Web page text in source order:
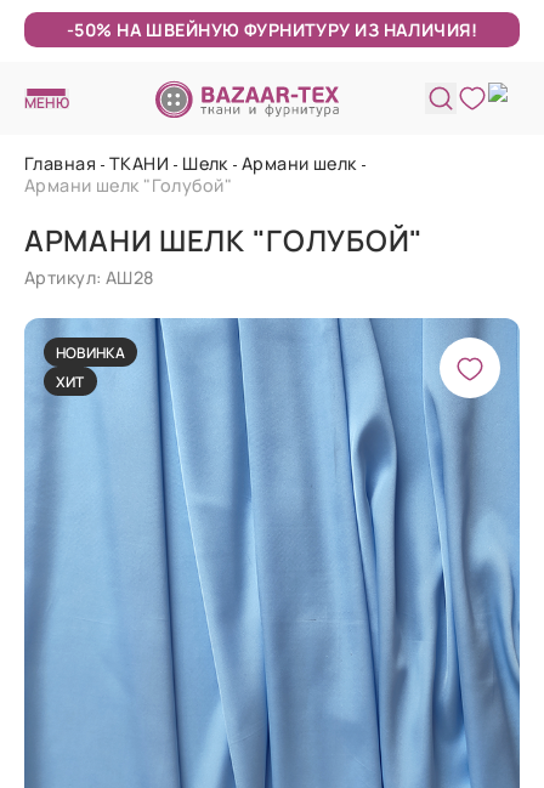
-50% НА ШВЕЙНУЮ ФУРНИТУРУ ИЗ НАЛИЧИЯ!
МЕНЮ
Главная ТКАНИ Шелк Армани шелк
Армани шелк "Голубой"
АРМАНИ ШЕЛК "ГОЛУБОЙ"
Артикул: АШ28
НОВИНКА
ХИТ